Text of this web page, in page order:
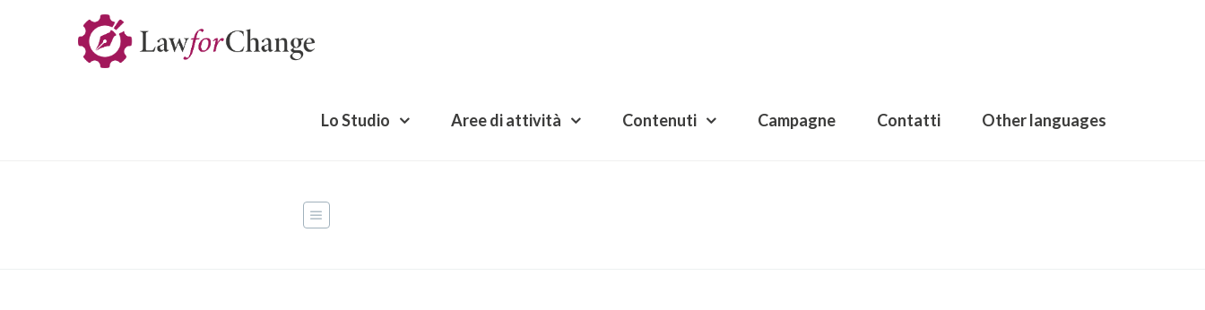
Lo Studio Aree di attività Contenuti Campagne Contatti Other languages